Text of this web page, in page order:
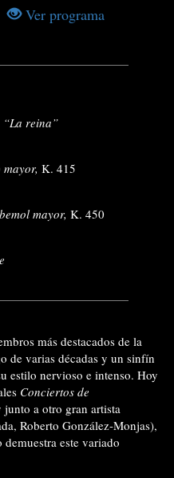
Ver programa
“La reina”
K. 415
mayor, K. 450
más destacados de la
de varias décadas y un sinfín
estilo nervioso e intenso. Hoy
Conciertos de
junto a otro gran artista
Roberto González-Monjas),
este variado